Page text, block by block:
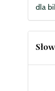
dla